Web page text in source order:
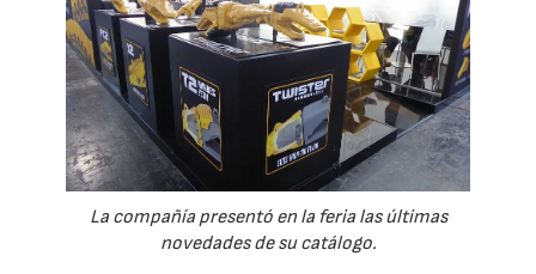
La compañía presentó en la feria las últimas
novedades de su catálogo.